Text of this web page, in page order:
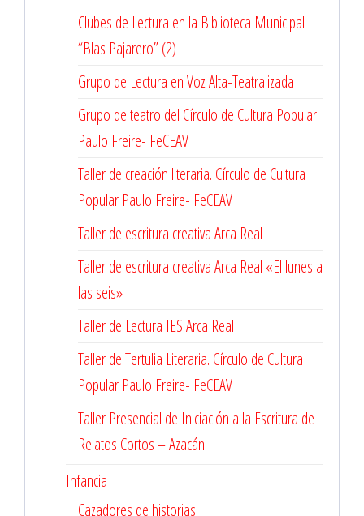
Clubes de Lectura en la Biblioteca Municipal
“Blas Pajarero” (2)
Grupo de Lectura en Voz Alta-Teatralizada
Grupo de teatro del Círculo de Cultura Popular
Paulo Freire- FeCEAV
Taller de creación literaria. Círculo de Cultura
Popular Paulo Freire- FeCEAV
Taller de escritura creativa Arca Real
Taller de escritura creativa Arca Real «El lunes a
las seis»
Taller de Lectura IES Arca Real
Taller de Tertulia Literaria. Círculo de Cultura
Popular Paulo Freire- FeCEAV
Taller Presencial de Iniciación a la Escritura de
Relatos Cortos – Azacán
Infancia
Cazadores de historias